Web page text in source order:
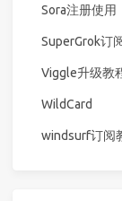
Sora注册使用
SuperGrok订
Viggle升级教
WildCard
windsurf订阅